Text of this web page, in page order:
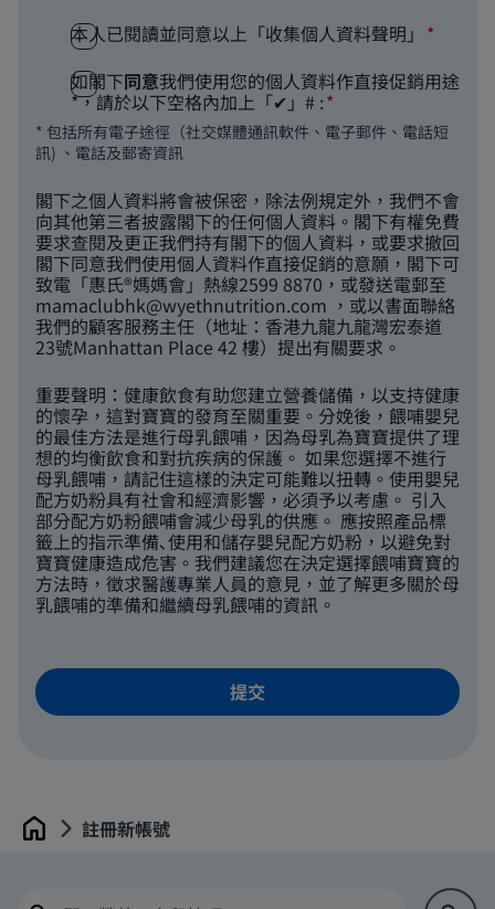
本人已閱讀並同意以上「收集個人資料聲明」
如閣下同意我們使用您的個人資料作直接促銷用途
*，請於以下空格內加上「✔」# :
* 包括所有電子途徑（社交媒體通訊軟件、電子郵件、電話短
訊) 、電話及郵寄資訊
閣下之個人資料將會被保密，除法例規定外，我們不會
向其他第三者披露閣下的任何個人資料。閣下有權免費
要求查閱及更正我們持有閣下的個人資料，或要求撤回
閣下同意我們使用個人資料作直接促銷的意願，閣下可
致電「惠氏®媽媽會」熱線2599 8870，或發送電郵至
mamaclubhk@wyethnutrition.com ，或以書面聯絡
我們的顧客服務主任（地址：香港九龍九龍灣宏泰道
23號Manhattan Place 42 樓）提出有關要求。
重要聲明：健康飲食有助您建立營養儲備，以支持健康
的懷孕，這對寶寶的發育至關重要。分娩後，餵哺嬰兒
的最佳方法是進行母乳餵哺，因為母乳為寶寶提供了理
想的均衡飲食和對抗疾病的保護。 如果您選擇不進行
母乳餵哺，請記住這樣的決定可能難以扭轉。使用嬰兒
配方奶粉具有社會和經濟影響，必須予以考慮。 引入
部分配方奶粉餵哺會減少母乳的供應。 應按照產品標
籤上的指示準備､使用和儲存嬰兒配方奶粉，以避免對
寶寶健康造成危害。我們建議您在決定選擇餵哺寶寶的
方法時，徵求醫護專業人員的意見，並了解更多關於母
乳餵哺的準備和繼續母乳餵哺的資訊。
Home 註冊新帳號